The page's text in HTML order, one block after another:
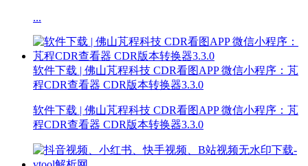
...
软件下载 | 佛山芃程科技 CDR看图APP 微信小程序：芃
程CDR查看器 CDR版本转换器3.3.0
软件下载 | 佛山芃程科技 CDR看图APP 微信小程序：芃
程CDR查看器 CDR版本转换器3.3.0